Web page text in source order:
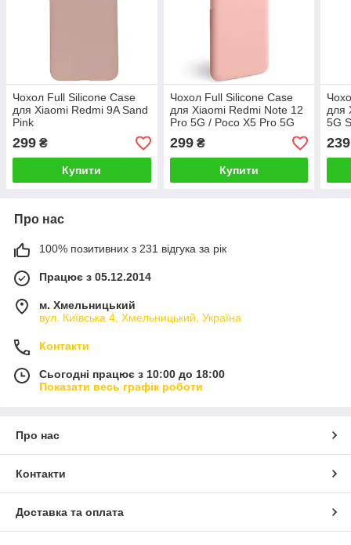
Чохол Full Silicone Case
для Xiaomi Redmi 9A Sand
Pink
299 ₴
Купити
Чохол Full Silicone Case
для Xiaomi Redmi Note 12
Pro 5G / Poco X5 Pro 5G
Light Pink
299₴
Купити
для
5G
239
Про нас
100% позитивних з 231 відгука за рік
Працює з 05.12.2014
м. Хмельницький
вул. Київська 4, Хмельницький, Україна
Контакти
Сьогодні працює з 10:00 до 18:00
Показати весь графік роботи
Про нас
Контакти
Доставка та оплата